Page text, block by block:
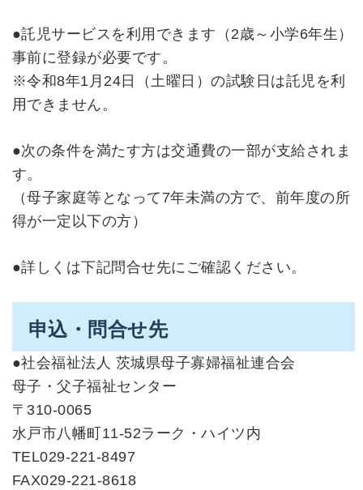
●託児サービスを利用できます（2歳～小学6年生）
事前に登録が必要です。
※令和8年1月24日（土曜日）の試験日は託児を利
用できません。
●次の条件を満たす方は交通費の一部が支給されま
す。
（母子家庭等となって7年未満の方で、前年度の所
得が一定以下の方）
●詳しくは下記問合せ先にご確認ください。
申込・問合せ先
●社会福祉法人 茨城県母子寡婦福祉連合会
母子・父子福祉センター
〒310-0065
水戸市八幡町11-52ラーク・ハイツ内
TEL029-221-8497
FAX029-221-8618